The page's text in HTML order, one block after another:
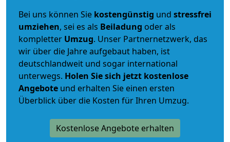
Bei uns können Sie kostengünstig und stressfrei
umziehen, sei es als Beiladung oder als
kompletter Umzug. Unser Partnernetzwerk, das
wir über die Jahre aufgebaut haben, ist
deutschlandweit und sogar international
unterwegs. Holen Sie sich jetzt kostenlose
Angebote und erhalten Sie einen ersten
Überblick über die Kosten für Ihren Umzug.
Kostenlose Angebote erhalten